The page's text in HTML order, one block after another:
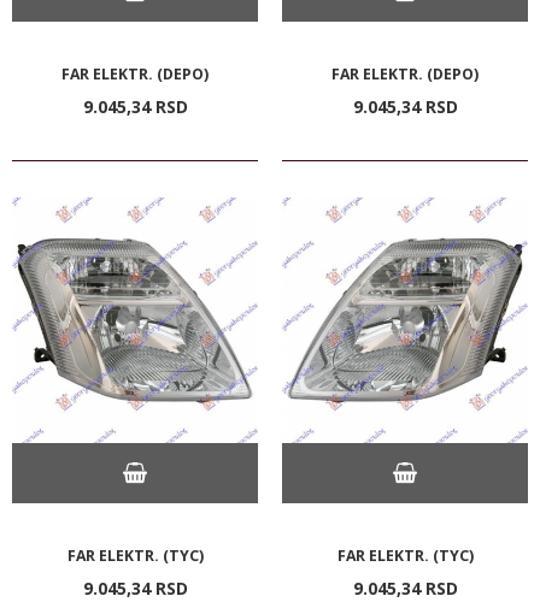
FAR ELEKTR. (DEPO)
9.045,34 RSD
FAR ELEKTR. (DEPO)
9.045,34 RSD
FAR ELEKTR. (TYC)
9.045,34 RSD
FAR ELEKTR. (TYC)
9.045,34 RSD